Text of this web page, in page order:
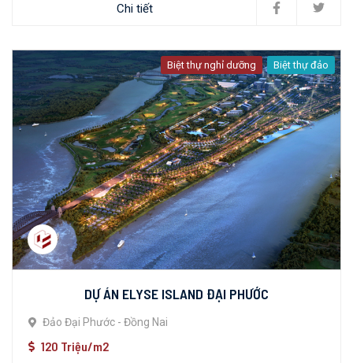
Chi tiết
Biệt thự nghỉ dưỡng Biệt thự đảo
DỰ ÁN ELYSE ISLAND ĐẠI PHƯỚC
Đảo Đại Phước - Đồng Nai
120 Triệu/m2